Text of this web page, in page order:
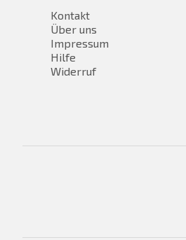
Kontakt
Über uns
Impressum
Hilfe
Widerruf